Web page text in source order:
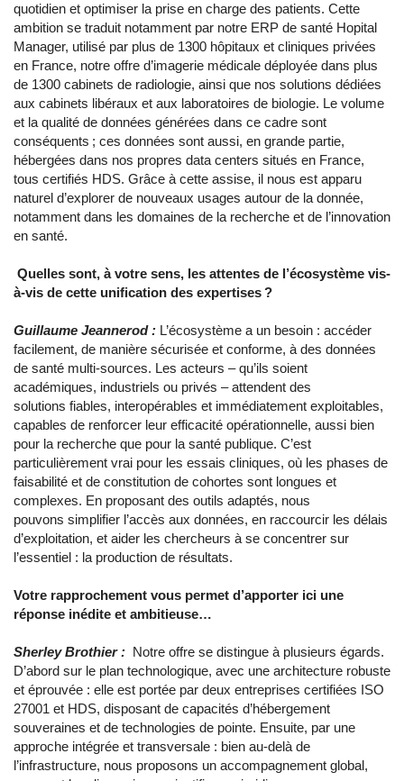
quotidien et optimiser la prise en charge des patients. Cette
ambition se traduit notamment par notre ERP de santé Hopital
Manager, utilisé par plus de 1300 hôpitaux et cliniques privées
en France, notre offre d’imagerie médicale déployée dans plus
de 1300 cabinets de radiologie, ainsi que nos solutions dédiées
aux cabinets libéraux et aux laboratoires de biologie. Le volume
et la qualité de données générées dans ce cadre sont
conséquents ; ces données sont aussi, en grande partie,
hébergées dans nos propres data centers situés en France,
tous certifiés HDS. Grâce à cette assise, il nous est apparu
naturel d’explorer de nouveaux usages autour de la donnée,
notamment dans les domaines de la recherche et de l’innovation
en santé.
Quelles sont, à votre sens, les attentes de l’écosystème vis-
à-vis de cette unification des expertises ?
Guillaume Jeannerod : L’écosystème a un besoin : accéder
facilement, de manière sécurisée et conforme, à des données
de santé multi-sources. Les acteurs – qu’ils soient
académiques, industriels ou privés – attendent des
solutions fiables, interopérables et immédiatement exploitables,
capables de renforcer leur efficacité opérationnelle, aussi bien
pour la recherche que pour la santé publique. C’est
particulièrement vrai pour les essais cliniques, où les phases de
faisabilité et de constitution de cohortes sont longues et
complexes. En proposant des outils adaptés, nous
pouvons simplifier l’accès aux données, en raccourcir les délais
d’exploitation, et aider les chercheurs à se concentrer sur
l’essentiel : la production de résultats.
Votre rapprochement vous permet d’apporter ici une
réponse inédite et ambitieuse…
Sherley Brothier : Notre offre se distingue à plusieurs égards.
D’abord sur le plan technologique, avec une architecture robuste
et éprouvée : elle est portée par deux entreprises certifiées ISO
27001 et HDS, disposant de capacités d’hébergement
souveraines et de technologies de pointe. Ensuite, par une
approche intégrée et transversale : bien au-delà de
l’infrastructure, nous proposons un accompagnement global,